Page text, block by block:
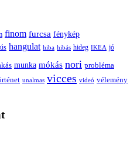
finom furcsa fénykép
hangulat hiba hibás hideg IKEA jó
munka mókás nori probléma
unalmas vicces videó vélemény